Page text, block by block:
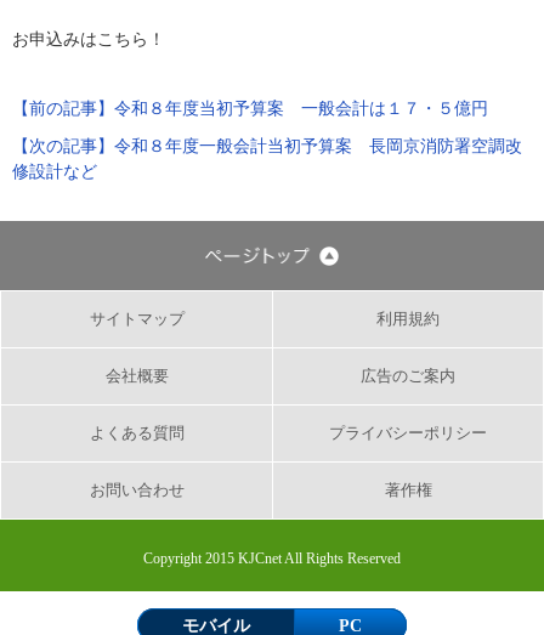
お申込みはこちら！
【前の記事】 令和８年度当初予算案 一般会計は１７・５億円
【次の記事】 令和８年度一般会計当初予算案 長岡京消防署空調改
修設計など
サイトマップ 利用規約
会社概要 広告のご案内
よくある質問 プライバシーポリシー
お問い合わせ 著作権
Copyright 2015 KJCnet All Rights Reserved
モバイル PC